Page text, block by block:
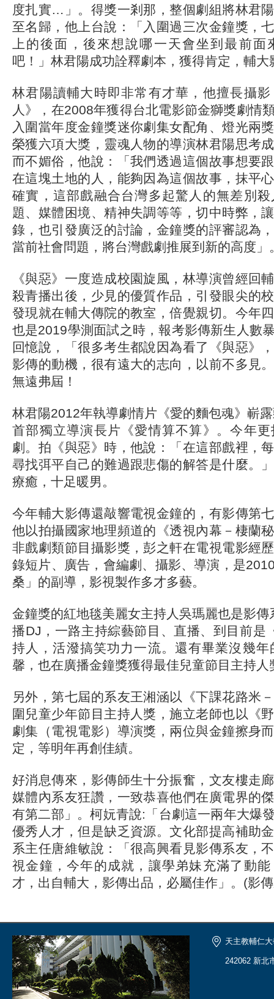
度扎實…」。得獎一剎那，整個劇組將林君
至名歸，他上台說：「入圍過三次金鐘獎，
上的後面，後來想說哪一天會坐到最前面
吧！」林君陽成功詮釋劇本，獲得肯定，輔
林君陽讀輔大時即非常有才華，他擅長攝
人》，在2008年獲得台北電影節金獅獎劇情
入圍當年度金鐘獎迷你劇集女配角、燈光兩
榮獲六項大獎，靈魂人物的導演林君陽思考
而不媚俗，他說：「我們透過這個故事想要
在這塊土地的人，能夠因為這個故事，抹平
確實，這部戲融合台灣多起驚人的無差別
題、媒體困境、精神失調等等，切中時弊，
錄，也引發廣泛的討論，金鐘獎的評審認為
當前社會問題，將台灣戲劇推展到新的高度」
《與惡》一度造成校園旋風，林導演曾經回
殺青播出後，少見的優質作品，引發眼尖的
發現就在輔大傳院的教室，倍覺親切。今年
也是2019學測面試之時，報考影傳新生人數
回憶說，「很多考生都說因為看了《與惡》
影傳的動機，很有遠大的志向，以前不多見
無遠弗屆！
林君陽2012年執導劇情片《愛的麵包魂》嶄
首部獨立導演長片《愛情算不算》。今年
劇。拍《與惡》時，他說：「在這部戲裡，
尋找弭平自己的難過跟悲傷的解答是什麼。
療癒，十足暖男。
今年輔大影傳還敲響電視金鐘的，有影傳第
他以拍攝國家地理頻道的《透視內幕－棲蘭
非戲劇類節目攝影獎，彭之軒在電視電影經
錄短片、廣告，會編劇、攝影、導演，是
桑」的副導，影視製作多才多藝。
金鐘獎的紅地毯美麗女主持人吳瑪麗也是影
播DJ，一路主持綜藝節目、直播、到目前是
持人，活潑搞笑功力一流。還有畢業沒幾
馨，也在廣播金鐘獎獲得最佳兒童節目主持人
另外，第七屆的系友王湘涵以《下課花路米
圍兒童少年節目主持人獎，施立老師也以《
劇集（電視電影）導演獎，兩位與金鐘擦身
定，等明年再創佳績。
好消息傳來，影傳師生十分振奮，文友樓走
媒體內系友狂讚，一致恭喜他們在廣電界的
有第二部」。柯妧青說:「台劇這一兩年大爆
優秀人才，但是缺乏資源。文化部提高補助
系主任唐維敏說：「很高興看見影傳系友，
視金鐘，今年的成就，讓學弟妹充滿了動
才，出自輔大，影傳出品，必屬佳作」。(影
天主教輔仁
242062 新北